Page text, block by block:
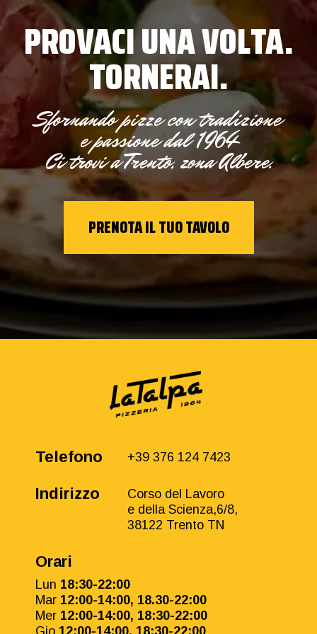
PROVACI UNA VOLTA.
TORNERAI.
Sfornando pizze con tradizione
e passione dal 1964
Ci trovi a Trento, zona Albere.
PRENOTA IL TUO TAVOLO
Telefono +39 376 124 7423
Indirizzo
Corso del Lavoro
e della Scienza,6/8,
38122 Trento TN
Orari
Lun 18:30-22:00
Mar 12:00-14:00, 18.30-22:00
Mer 12:00-14:00, 18:30-22:00